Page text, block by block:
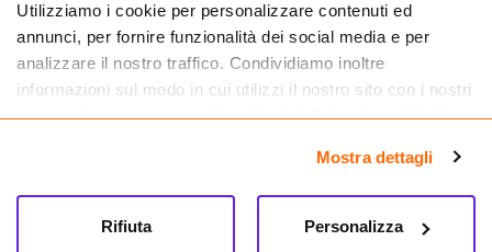
Utilizziamo i cookie per personalizzare contenuti ed
annunci, per fornire funzionalità dei social media e per
analizzare il nostro traffico. Condividiamo inoltre
informazioni sul modo in cui utilizzi il nostro sito con i nostri
partner che si occupano di analisi dei dati web, pubblicità e
informazioni che hai fornito loro o che hanno raccolto dal
tuo utilizzo dei loro servizi.
Mostra dettagli
Personalizza
Rifiuta